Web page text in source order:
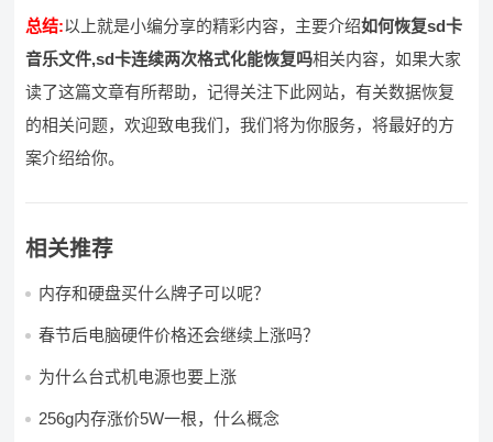
总结:以上就是小编分享的精彩内容，主要介绍如何恢复sd卡
音乐文件,sd卡连续两次格式化能恢复吗相关内容，如果大家
读了这篇文章有所帮助，记得关注下此网站，有关数据恢复
的相关问题，欢迎致电我们，我们将为你服务，将最好的方
案介绍给你。
相关推荐
内存和硬盘买什么牌子可以呢？
春节后电脑硬件价格还会继续上涨吗？
为什么台式机电源也要上涨
256g内存涨价5W一根，什么概念